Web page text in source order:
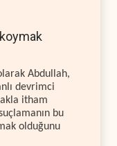
Abdullah,
devrimci
itham
bu
olduğunu